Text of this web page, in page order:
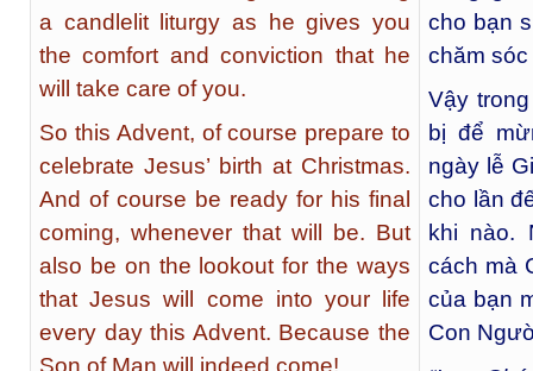
a candlelit liturgy as he gives you
the comfort and conviction that he
will take care of you.
So this Advent, of course prepare to
celebrate Jesus’ birth at Christmas.
And of course be ready for his final
coming, whenever that will be. But
also be on the lookout for the ways
that Jesus will come into your life
every day this Advent. Because the
cho bạn
chăm sóc
Vậy
bị để
ngày lễ
cho lần
khi nào.
cách mà
của bạn
Con